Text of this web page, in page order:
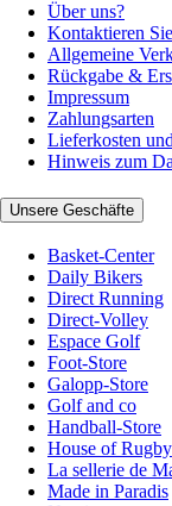
Über uns?
Kontaktieren
Allgemeine
Rückgabe &
Impressum
Zahlungsarten
Lieferkosten
Hinweis zum
Unsere Geschäfte
Basket-Center
Daily Bikers
Direct Running
Direct-Volley
Espace Golf
Foot-Store
Galopp-Store
Golf and co
Handball-Store
House of Rugby
La sellerie de
Made in Paradis